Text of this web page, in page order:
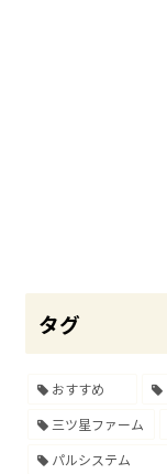
タグ
おすすめ
三ツ星ファーム
パルシステム